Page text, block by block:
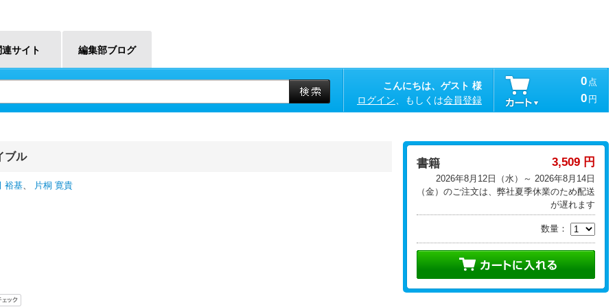
連サイト 編集部ブログ
こんにちは、ゲスト 様
ログイン 、もしくは会員登録
0 点
0 円
ブル
裕基、 片桐 寛貴
書籍 3,509 円
2026年8月12日（水）～ 2026年8月14日
（金）のご注文は、弊社夏季休業のため配送
が遅れます
数量：